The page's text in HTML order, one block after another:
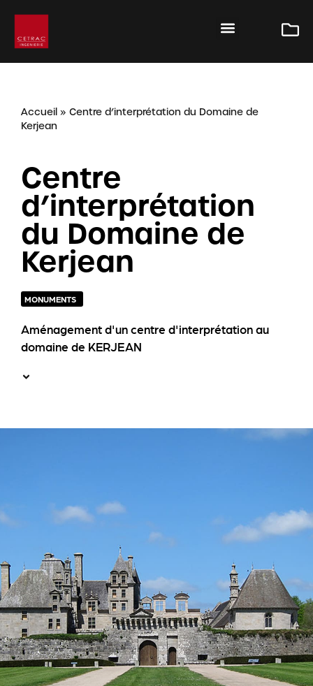
Accueil » Centre d’interprétation du Domaine de
Kerjean
Centre
d’interprétation
du Domaine de
Kerjean
MONUMENTS
Aménagement d'un centre d'interprétation au
domaine de KERJEAN